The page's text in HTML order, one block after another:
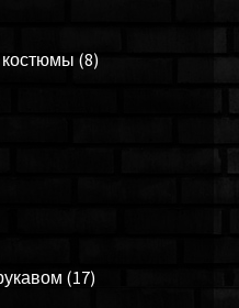
(8)
(17)